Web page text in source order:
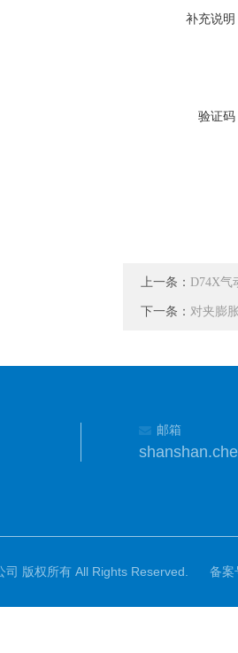
补充说明
验证码
上一条： D74X气
下一条： 对夹膨
邮箱
版权所有 All Rights Reserved. 备案